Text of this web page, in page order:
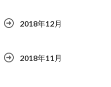
2018年12月
2018年11月